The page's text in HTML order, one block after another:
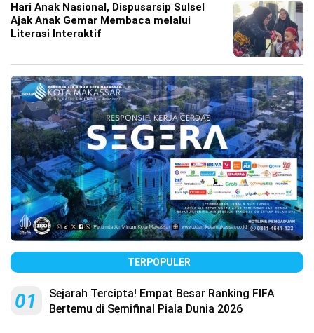
Hari Anak Nasional, Dispusarsip Sulsel
Ajak Anak Gemar Membaca melalui
Literasi Interaktif
TERPOPULER
01
Sejarah Tercipta! Empat Besar Ranking FIFA
Bertemu di Semifinal Piala Dunia 2026